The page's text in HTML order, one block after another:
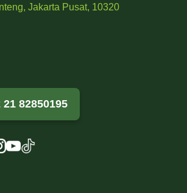
Jakarta Pusat, 10320
21 82850195